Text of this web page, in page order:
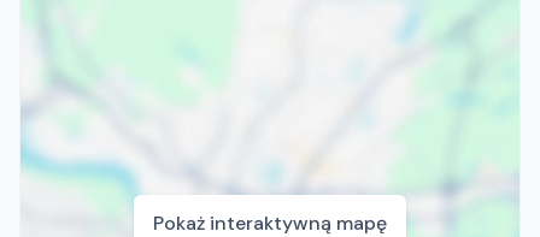
Pokaż interaktywną mapę